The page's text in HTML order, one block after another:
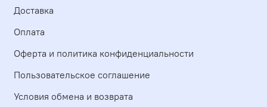
Доставка
Оплата
Оферта и политика конфиденциальности
Пользовательское соглашение
Условия обмена и возврата